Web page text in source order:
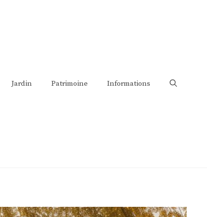
Jardin Patrimoine Informations